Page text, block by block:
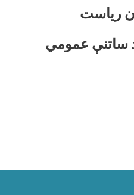
رياست
د ساتنې عمومي